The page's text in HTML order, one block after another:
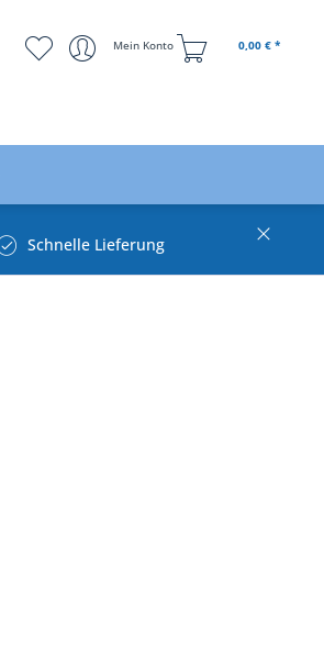
Mein Konto 0,00 € *
Schnelle Lieferung